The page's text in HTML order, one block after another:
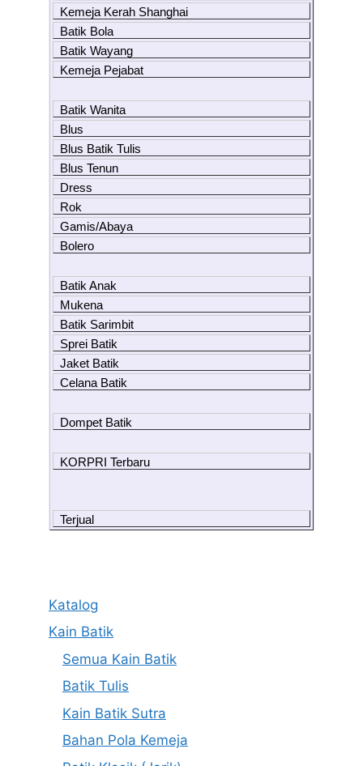
Kemeja Kerah Shanghai
Batik Bola
Batik Wayang
Kemeja Pejabat
Batik Wanita
Blus
Blus Batik Tulis
Blus Tenun
Dress
Rok
Gamis/Abaya
Bolero
Batik Anak
Mukena
Batik Sarimbit
Sprei Batik
Jaket Batik
Celana Batik
Dompet Batik
KORPRI Terbaru
Terjual
Katalog
Kain Batik
Semua Kain Batik
Batik Tulis
Kain Batik Sutra
Bahan Pola Kemeja